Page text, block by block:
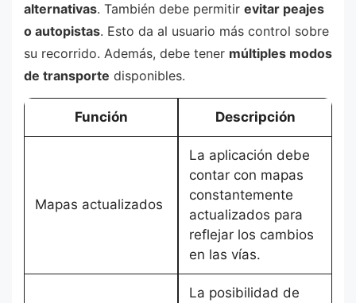
alternativas. También debe permitir evitar peajes
o autopistas. Esto da al usuario más control sobre
su recorrido. Además, debe tener múltiples modos
de transporte disponibles.
Función Descripción
Mapas actualizados
La aplicación debe
contar con mapas
constantemente
actualizados para
reflejar los cambios
en las vías.
La posibilidad de